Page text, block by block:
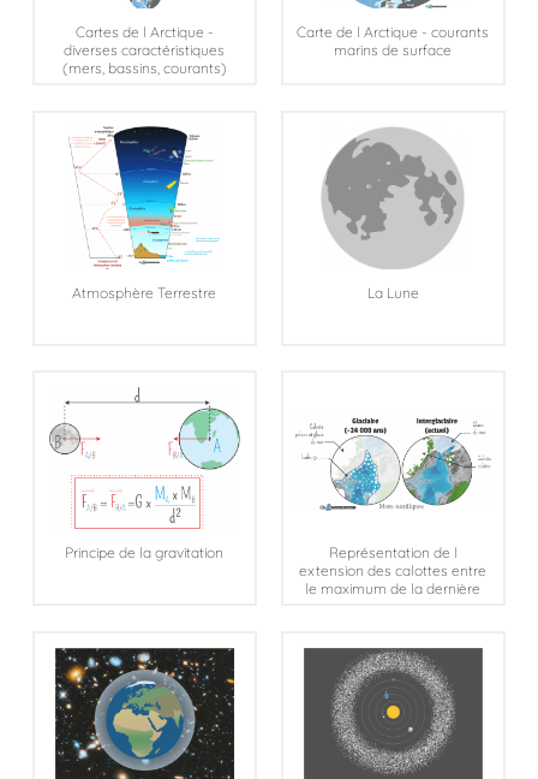
Cartes de l Arctique -
diverses caractéristiques
(mers, bassins, courants)
Carte de l Arctique - courants
marins de surface
Atmosphère Terrestre La Lune
Principe de la gravitation
Représentation de l
extension des calottes entre
le maximum de la dernière